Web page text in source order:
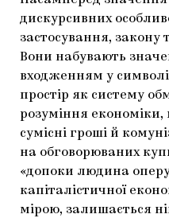
дискурсивних
застосування, закону
Вони набувають
входженням у
простір як систему
розуміння економіки,
сумісні гроші й
на обговорюваних
«допоки людина
капіталістичної
мірою, залишається